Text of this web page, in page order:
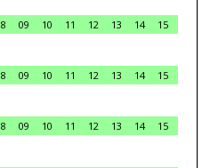
09 10 11 12 13 14
15
09 10 11 12 13 14
15
09 10 11 12 13 14
15